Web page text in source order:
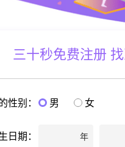
我是一位来自江苏淮安的女士，出生于
身高160cm##3002##我性格开朗，总
洽##3002##在生活中，我独立且自信
关系非常真诚，相信真诚是建立稳固
跟TA联系
安, 159cm, 离异, 医疗/护理
身高159厘米，月收入在3001到
间##3002##我的学历是中专，虽然不是
三十秒免费注册
性别： 男 女
日期： 年